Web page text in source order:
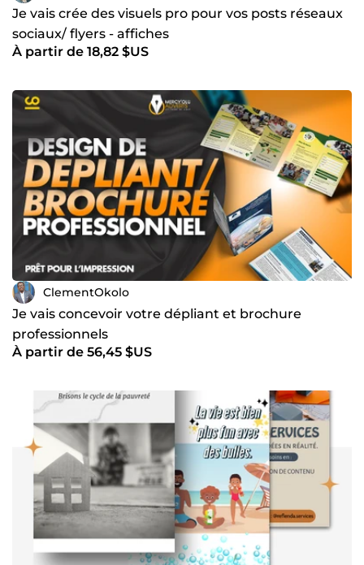
Je vais crée des visuels pro pour vos posts réseaux
sociaux/ flyers - affiches
À partir de 18,82 $US
ClementOkolo
Je vais concevoir votre dépliant et brochure
professionnels
À partir de 56,45 $US